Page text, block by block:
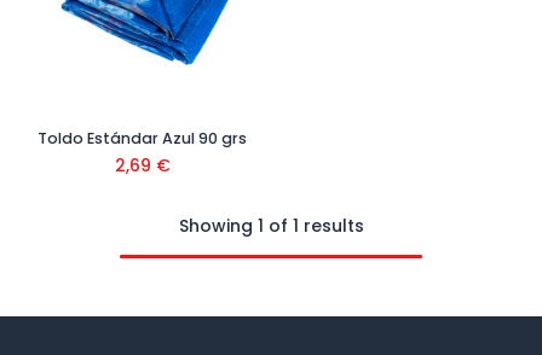
Toldo Estándar Azul 90 grs
2,69 €
Showing 1 of 1 results